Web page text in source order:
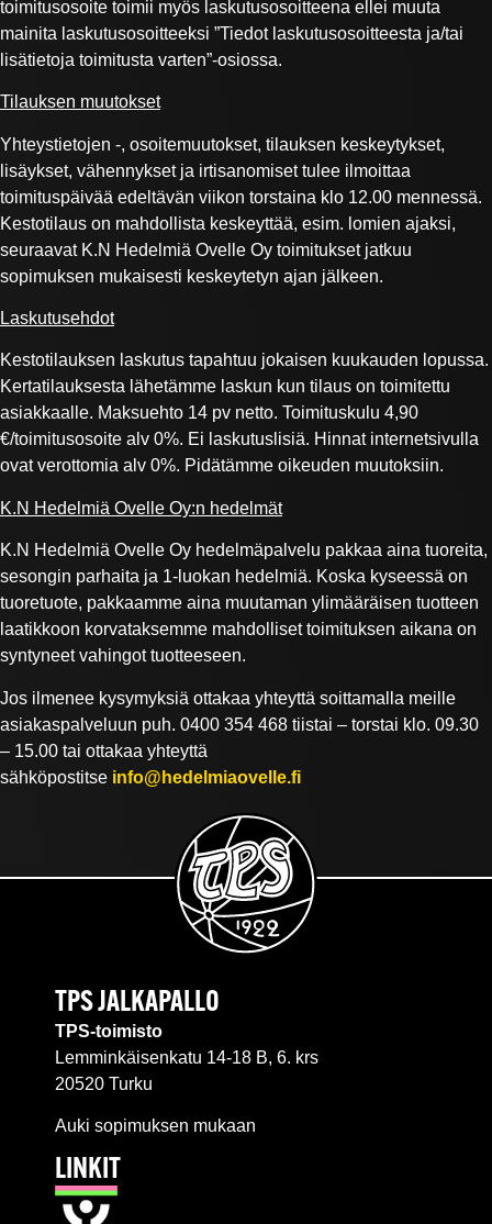
toimitusosoite toimii myös laskutusosoitteena ellei muuta
mainita laskutusosoitteeksi ”Tiedot laskutusosoitteesta ja/tai
lisätietoja toimitusta varten”-osiossa.
Tilauksen muutokset
Yhteystietojen -, osoitemuutokset, tilauksen keskeytykset,
lisäykset, vähennykset ja irtisanomiset tulee ilmoittaa
toimituspäivää edeltävän viikon torstaina klo 12.00 mennessä.
Kestotilaus on mahdollista keskeyttää, esim. lomien ajaksi,
seuraavat K.N Hedelmiä Ovelle Oy toimitukset jatkuu
sopimuksen mukaisesti keskeytetyn ajan jälkeen.
Laskutusehdot
Kestotilauksen laskutus tapahtuu jokaisen kuukauden lopussa.
Kertatilauksesta lähetämme laskun kun tilaus on toimitettu
asiakkaalle. Maksuehto 14 pv netto. Toimituskulu 4,90
€/toimitusosoite alv 0%. Ei laskutuslisiä. Hinnat internetsivulla
ovat verottomia alv 0%. Pidätämme oikeuden muutoksiin.
​K.N Hedelmiä Ovelle Oy:n hedelmät
K.N Hedelmiä Ovelle Oy hedelmäpalvelu pakkaa aina tuoreita,
sesongin parhaita ja 1-luokan hedelmiä. Koska kyseessä on
tuoretuote, pakkaamme aina muutaman ylimääräisen tuotteen
laatikkoon korvataksemme mahdolliset toimituksen aikana on
syntyneet vahingot tuotteeseen.
Jos ilmenee kysymyksiä ottakaa yhteyttä soittamalla meille
asiakaspalveluun puh. 0400 354 468 tiistai – torstai klo. 09.30
– 15.00 tai ottakaa yhteyttä
sähköpostitse info@hedelmiaovelle.fi
TPS JALKAPALLO
TPS-toimisto
Lemminkäisenkatu 14-18 B, 6. krs
20520 Turku
Auki sopimuksen mukaan
LINKIT